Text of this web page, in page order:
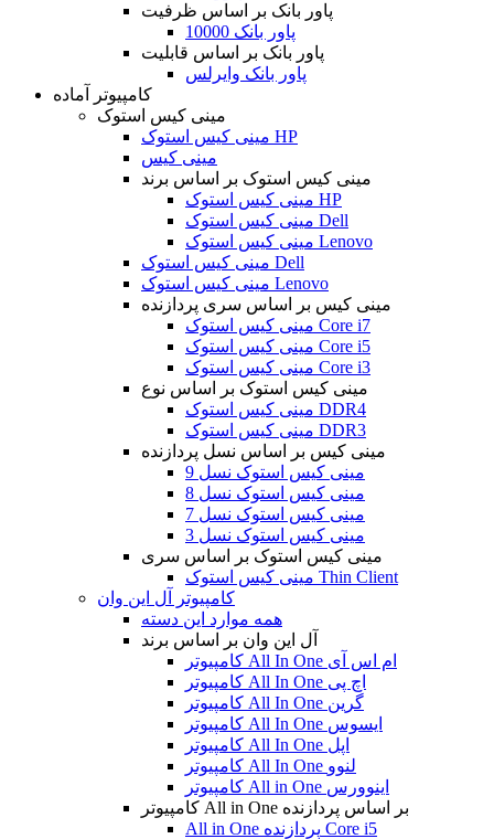
پاور بانک بر اساس ظرفیت
پاور بانک 10000
پاور بانک بر اساس قابلیت
پاور بانک وایرلس
کامپیوتر آماده
مینی کیس استوک
مینی کیس استوک HP
مینی کیس
مینی کیس استوک بر اساس برند
مینی کیس استوک HP
مینی کیس استوک Dell
مینی کیس استوک Lenovo
مینی کیس استوک Dell
مینی کیس استوک Lenovo
مینی کیس بر اساس سری پردازنده
مینی کیس استوک Core i7
مینی کیس استوک Core i5
مینی کیس استوک Core i3
مینی کیس استوک بر اساس نوع
مینی کیس استوک DDR4
مینی کیس استوک DDR3
مینی کیس بر اساس نسل پردازنده
مینی کیس استوک نسل 9
مینی کیس استوک نسل 8
مینی کیس استوک نسل 7
مینی کیس استوک نسل 3
مینی کیس استوک بر اساس سری
مینی کیس استوک Thin Client
کامپیوتر آل این وان
همه موارد این دسته
آل این وان بر اساس برند
کامپیوتر All In One ام اس آی
کامپیوتر All In One اچ پی
کامپیوتر All In One گرین
کامپیوتر All In One ایسوس
کامپیوتر All In One اپل
کامپیوتر All In One لنوو
کامپیوتر All in One اینوورس
کامپیوتر All in One بر اساس پردازنده
All in One پردازنده Core i5